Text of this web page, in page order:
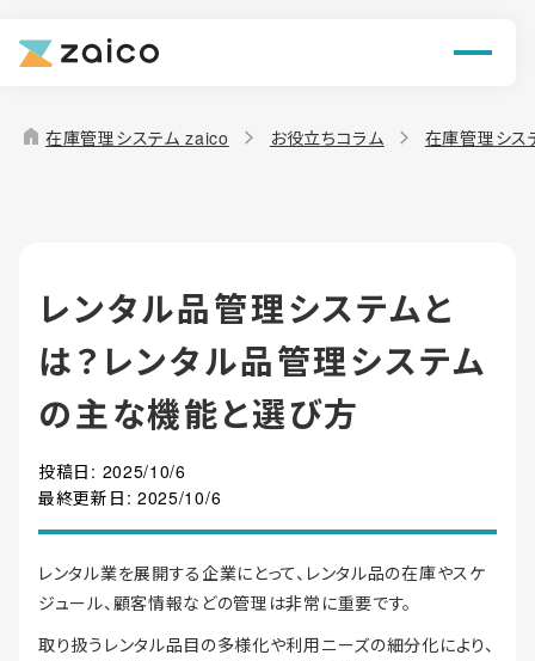
機能
解決できる課題
導入事例
お役立ち情報
home 在庫管理システム zaico お役立ちコラム 在庫管理シス
レンタル品管理システムと
は？レンタル品管理システム
の主な機能と選び方
投稿日: 2025/10/6
最終更新日: 2025/10/6
レンタル業を展開する企業にとって、レンタル品の在庫やスケ
ジュール、顧客情報などの管理は非常に重要です。
取り扱うレンタル品目の多様化や利用ニーズの細分化により、